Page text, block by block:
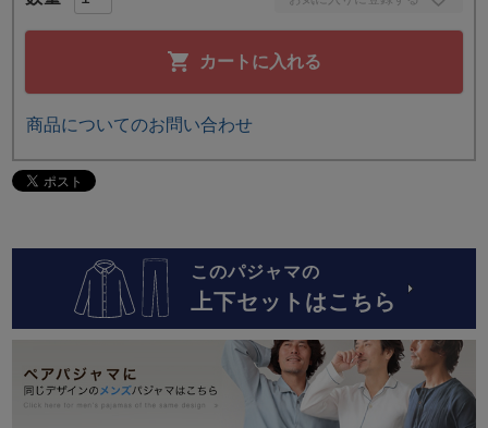
カートに入れる
商品についてのお問い合わせ
このパジャマの
上下セットはこちら